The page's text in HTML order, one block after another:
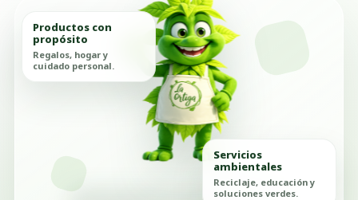
Productos con
propósito
Regalos, hogar y
cuidado personal.
Servicios
ambientales
Reciclaje, educación y
soluciones verdes.